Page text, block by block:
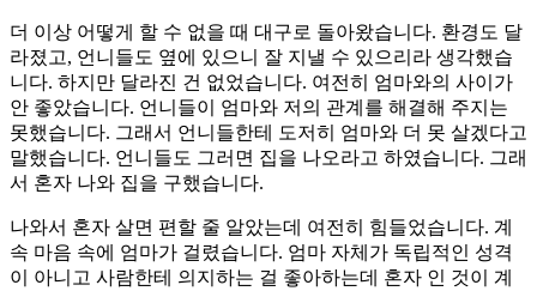
더 이상 어떻게 할 수 없을 때 대구로 돌아왔습니다. 환경도 달
라졌고, 언니들도 옆에 있으니 잘 지낼 수 있으리라 생각했습
니다. 하지만 달라진 건 없었습니다. 여전히 엄마와의 사이가
안 좋았습니다. 언니들이 엄마와 저의 관계를 해결해 주지는
못했습니다. 그래서 언니들한테 도저히 엄마와 더 못 살겠다고
말했습니다. 언니들도 그러면 집을 나오라고 하였습니다. 그래
서 혼자 나와 집을 구했습니다.
나와서 혼자 살면 편할 줄 알았는데 여전히 힘들었습니다. 계
속 마음 속에 엄마가 걸렸습니다. 엄마 자체가 독립적인 성격
이 아니고 사람한테 의지하는 걸 좋아하는데 혼자 인 것이 계